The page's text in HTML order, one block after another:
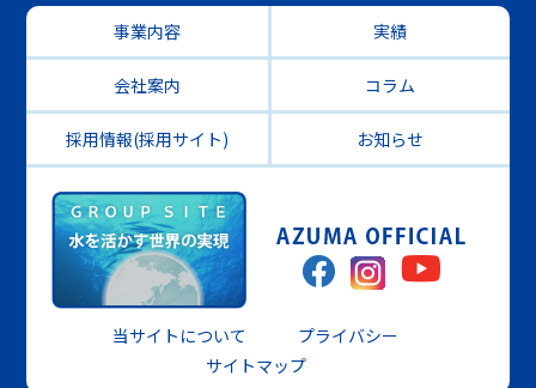
事業内容
実績
会社案内 コラム
採用情報(採用サイト) お知らせ
当サイトについて
プライバシー
サイトマップ